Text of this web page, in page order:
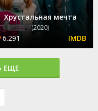
Хрустальная мечта
(2020)
6.291
ЕЩЕ